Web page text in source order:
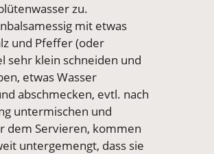
zu.
mit etwas
und Pfeffer (oder
sehr klein schneiden und
etwas Wasser
abschmecken, evtl. nach
untermischen und
dem Servieren, kommen
untergemengt, dass sie